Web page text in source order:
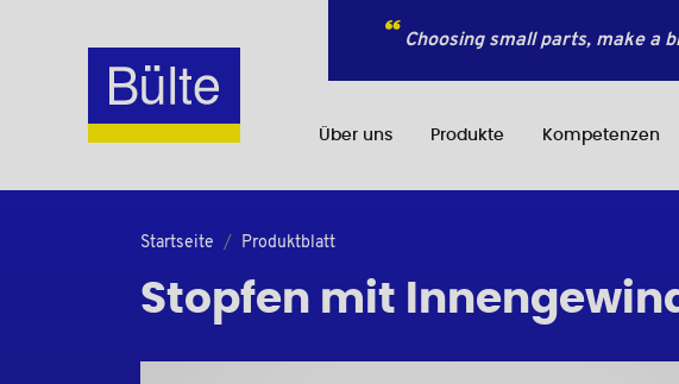
Choosing small parts, make a
Über uns Produkte Kompetenzen
Startseite Produktblatt
Stopfen mit